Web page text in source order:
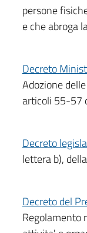
persone
e che abroga
Decreto
Adozione
articoli 55-57
Decreto
lettera b),
Decreto del
Regolamento